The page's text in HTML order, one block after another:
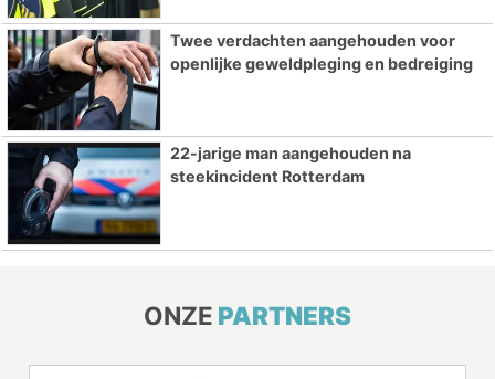
Twee verdachten aangehouden voor
openlijke geweldpleging en bedreiging
22-jarige man aangehouden na
steekincident Rotterdam
ONZE PARTNERS